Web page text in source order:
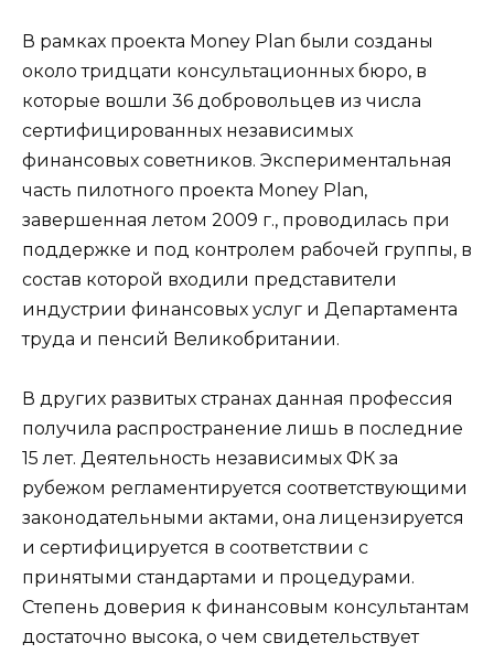
В рамках проекта Money Plan были созданы
около тридцати консультационных бюро, в
которые вошли 36 добровольцев из числа
сертифицированных независимых
финансовых советников. Экспериментальная
часть пилотного проекта Money Plan,
завершенная летом 2009 г., проводилась при
поддержке и под контролем рабочей группы, в
состав которой входили представители
индустрии финансовых услуг и Департамента
труда и пенсий Великобритании.
В других развитых странах данная профессия
получила распространение лишь в последние
15 лет. Деятельность независимых ФК за
рубежом регламентируется соответствующими
законодательными актами, она лицензируется
и сертифицируется в соответствии с
принятыми стандартами и процедурами.
Степень доверия к финансовым консультантам
достаточно высока, о чем свидетельствует